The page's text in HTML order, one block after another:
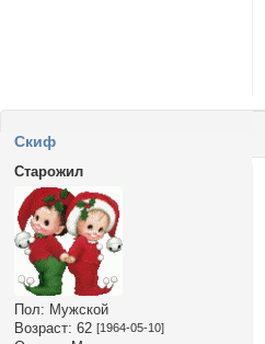
Cкиф
Старожил
Пол: Мужской
Возраст: 62 [1964-05-10]